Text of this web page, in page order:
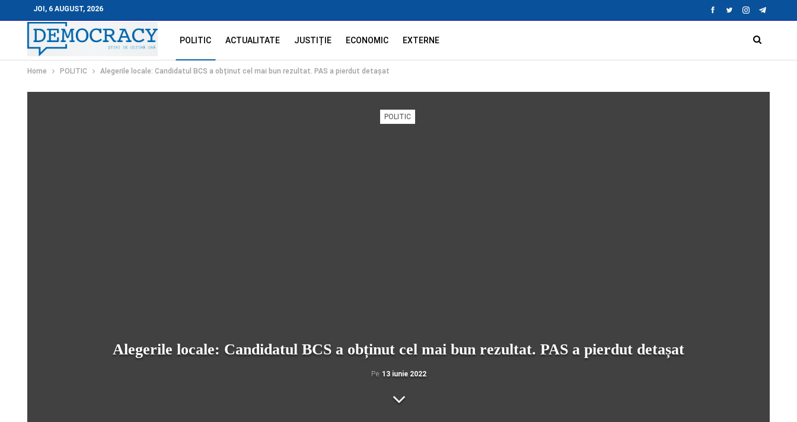
JOI, 6 AUGUST, 2026
POLITIC ACTUALITATE JUSTIȚIE ECONOMIC EXTERNE
Home POLITIC Alegerile locale: Candidatul BCS a obținut cel mai bun rezultat. PAS a pierdut detașat
POLITIC
Alegerile locale: Candidatul BCS a obținut cel mai bun rezultat. PAS a pierdut detașat
Pe 13 iunie 2022